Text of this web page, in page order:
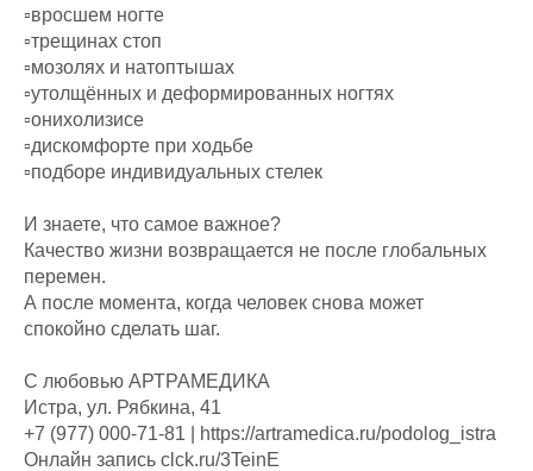
▫️вросшем ногте
▫️трещинах стоп
▫️мозолях и натоптышах
▫️утолщённых и деформированных ногтях
▫️онихолизисе
▫️дискомфорте при ходьбе
▫️подборе индивидуальных стелек
И знаете, что самое важное?
Качество жизни возвращается не после глобальных
перемен.
А после момента, когда человек снова может
спокойно сделать шаг.
С любовью АРТРАМЕДИКА
Истра, ул. Рябкина, 41
+7 (977) 000-71-81 | https://artramedica.ru/podolog_istra
Онлайн запись clck.ru/3TeinE